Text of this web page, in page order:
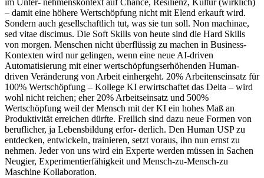
im Unter- nehmenskontext auf Chance, Resilienz, Kultur (wirklich)
– damit eine höhere Wertschöpfung nicht mit Elend erkauft wird.
Sondern auch gesellschaftlich tut, was sie tun soll. Non machinae,
sed vitae discimus. Die Soft Skills von heute sind die Hard Skills
von morgen. Menschen nicht überflüssig zu machen in Business-
Kontexten wird nur gelingen, wenn eine neue AI-driven
Automatisierung mit einer wertschöpfungserhöhenden Human-
driven Veränderung von Arbeit einhergeht. 20% Arbeitenseinsatz für
100% Wertschöpfung – Kollege KI erwirtschaftet das Delta – wird
wohl nicht reichen; eher 20% Arbeitseinsatz und 500%
Wertschöpfung weil der Mensch mit der KI ein hohes Maß an
Produktivität erreichen dürfte. Freilich sind dazu neue Formen von
beruflicher, ja Lebensbildung erfor- derlich. Den Human USP zu
entdecken, entwickeln, trainieren, setzt voraus, ihn nun ernst zu
nehmen. Jeder von uns wird ein Experte werden müssen in Sachen
Neugier, Experimentierfähigkeit und Mensch-zu-Mensch-zu
Maschine Kollaboration.